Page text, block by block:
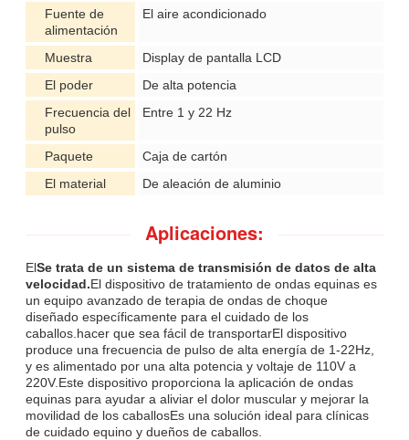
Fuente de
alimentación
El aire acondicionado
Muestra
Display de pantalla LCD
El poder
De alta potencia
Frecuencia del
pulso
Entre 1 y 22 Hz
Paquete
Caja de cartón
El material
De aleación de aluminio
Aplicaciones:
ElSe trata de un sistema de transmisión de datos de alta
velocidad.El dispositivo de tratamiento de ondas equinas es
un equipo avanzado de terapia de ondas de choque
diseñado específicamente para el cuidado de los
caballos.hacer que sea fácil de transportarEl dispositivo
produce una frecuencia de pulso de alta energía de 1-22Hz,
y es alimentado por una alta potencia y voltaje de 110V a
220V.Este dispositivo proporciona la aplicación de ondas
equinas para ayudar a aliviar el dolor muscular y mejorar la
movilidad de los caballosEs una solución ideal para clínicas
de cuidado equino y dueños de caballos.